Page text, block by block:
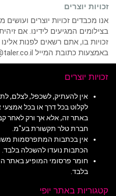
זכויות יוצרים
אנו מכבדים זכויות יוצרים
בצילומים המגיעים לידינו. אם
זכויות בו, אתם רשאים לפנות
באמצעות כתובת המייל taler@taler.co.il
זכויות יוצרים
אין להעתיק, לשכפל, לצלם,
לקלוט בכל דרך או בכל
באתר זה, אלא אך ורק לאחר
חברת טלר תקשורת בע"מ.
אין בכתבות המתפרסמות
הכתבות נועדו להשכלה בלבד.
חומר פרסומי המופיע באתר
בלבד.
קטגוריות באתר יופי